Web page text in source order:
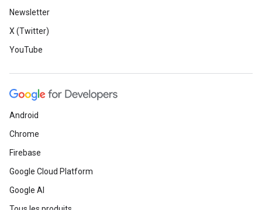
Newsletter
X (Twitter)
YouTube
Android
Chrome
Firebase
Google Cloud Platform
Google AI